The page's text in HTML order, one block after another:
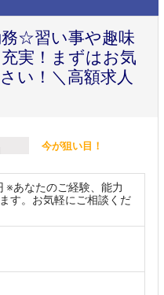
☆習い事や趣味
実！まずはお気
い！＼高額求人
今が狙い目！
※あなたのご経験、能力
す。お気軽にご相談くだ